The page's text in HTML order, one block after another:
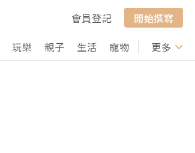
會員登記
開始撰寫
玩樂 親子 生活 寵物 行山 打卡
更多